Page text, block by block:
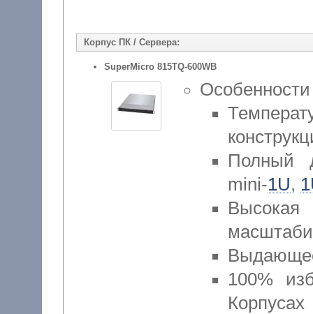
Корпус ПК / Сервера:
SuperMicro 815TQ-600WB
Полный
mini-1U,
100%
Корпусах